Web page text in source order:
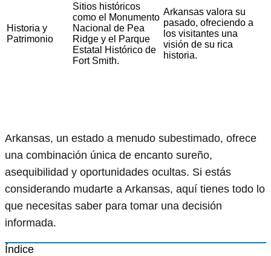
Arkansas, un estado a menudo subestimado, ofrece
una combinación única de encanto sureño,
asequibilidad y oportunidades ocultas. Si estás
considerando mudarte a Arkansas, aquí tienes todo lo
que necesitas saber para tomar una decisión
informada.
Índice
Historia y
Patrimonio
Sitios históricos
como el Monumento
Nacional de Pea
Ridge y el Parque
Estatal Histórico de
Fort Smith.
Arkansas valora su
pasado, ofreciendo a
los visitantes una
visión de su rica
historia.